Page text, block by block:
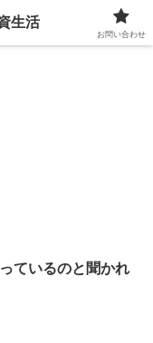
への投資について
ているのと聞かれ
生活
お問い合わせ